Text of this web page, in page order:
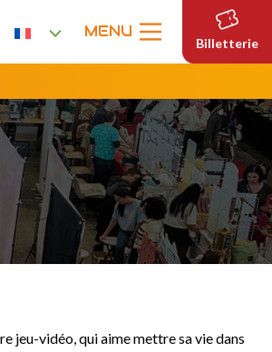
MENU
Billetterie
jeu-vidéo, qui aime mettre sa vie dans